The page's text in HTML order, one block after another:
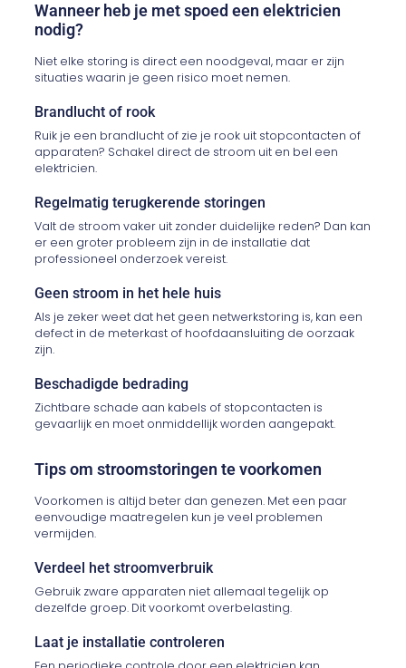
Wanneer heb je met spoed een elektricien
nodig?
Niet elke storing is direct een noodgeval, maar er zijn
situaties waarin je geen risico moet nemen.
Brandlucht of rook
Ruik je een brandlucht of zie je rook uit stopcontacten of
apparaten? Schakel direct de stroom uit en bel een
elektricien.
Regelmatig terugkerende storingen
Valt de stroom vaker uit zonder duidelijke reden? Dan kan
er een groter probleem zijn in de installatie dat
professioneel onderzoek vereist.
Geen stroom in het hele huis
Als je zeker weet dat het geen netwerkstoring is, kan een
defect in de meterkast of hoofdaansluiting de oorzaak
zijn.
Beschadigde bedrading
Zichtbare schade aan kabels of stopcontacten is
gevaarlijk en moet onmiddellijk worden aangepakt.
Tips om stroomstoringen te voorkomen
Voorkomen is altijd beter dan genezen. Met een paar
eenvoudige maatregelen kun je veel problemen
vermijden.
Verdeel het stroomverbruik
Gebruik zware apparaten niet allemaal tegelijk op
dezelfde groep. Dit voorkomt overbelasting.
Laat je installatie controleren